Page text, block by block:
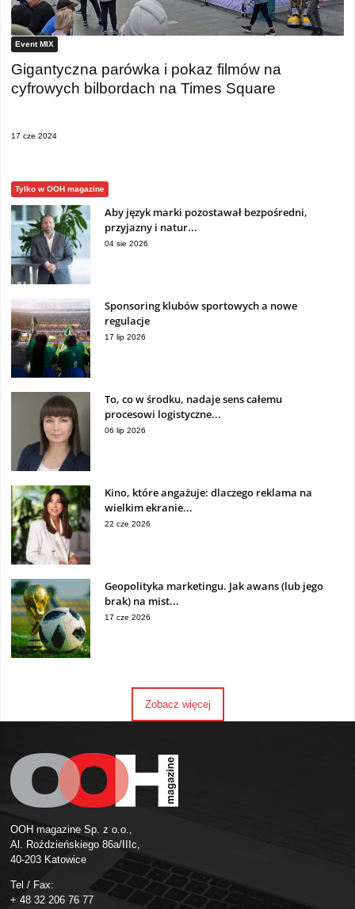
Event MIX
Gigantyczna parówka i pokaz filmów na
cyfrowych bilbordach na Times Square
17 cze 2024
Tylko w OOH magazine
Aby język marki pozostawał bezpośredni,
przyjazny i natur...
04 sie 2026
Sponsoring klubów sportowych a nowe
regulacje
17 lip 2026
To, co w środku, nadaje sens całemu
procesowi logistyczne...
06 lip 2026
Kino, które angażuje: dlaczego reklama na
wielkim ekranie...
22 cze 2026
Geopolityka marketingu. Jak awans (lub jego
brak) na mist...
17 cze 2026
Zobacz więcej
OOH magazine Sp. z o.o.,
Al. Roździeńskiego 86a/IIIc,
40-203 Katowice
Tel / Fax:
+ 48 32 206 76 77